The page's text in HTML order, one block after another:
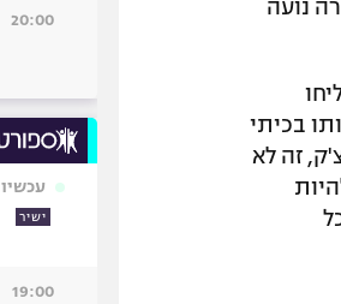
נועה
בכיתי
זה לא
20:00
עכשיו
ישיר
19:00